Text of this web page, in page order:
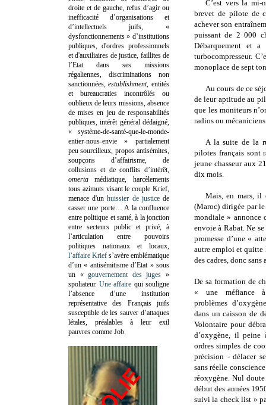
C’est vers la
brevet de pilote de
achever son
puissant de 2 000
Débarquement et
turbocompresseur.
monoplace de sept
Au cours de ce
de leur aptitude au
que les moniteurs
radios ou
A la suite de la
pilotes français sont
jeune chasseur aux
dix mois.
Mais, en mars, il
(Maroc) dirigée par le
mondiale » annonce
envoie à Rabat. Ne
promesse d’une «
autre emploi et quitte
des cadres, donc
De sa formation de
« une méfiance
problèmes
dans un caisson de
Volontaire pour
d’oxygène, il peine
ordres simples de
précision - délacer
sans réelle
réoxygène. Nul
début des années
suivi la check list »
droite et de gauche, refus d’agir ou
inefficacité d’organisations et
d’intellectuels juifs, «
dysfonctionnements » d’institutions
publiques, d'ordres professionnels
et d'auxiliaires de justice, faillites de
l’Etat dans ses missions
régaliennes, discriminations non
sanctionnées,establishment, entités
et bureaucraties incontrôlés ou
oublieux de leurs missions, absence
de mises en jeu de responsabilités
publiques, intérêt général dédaigné,
« système-de-santé-que-le-monde-
entier-nous-envie » partialement
peu sourcilleux, propos antisémites,
soupçons d’affairisme, de
collusions et de conflits d’intérêt,
omertamédiatique, harcèlements
tous azimuts visant le couple Krief,
menace d'unhuissier de justicede
casser une porte… A la confluence
entre politique et santé, à la jonction
entre secteurs public et privé, à
l’articulation entre pouvoirs
politiques nationaux et locaux,
l’affaire Krief s’avère emblématique
d’un « antisémitisme d’Etat » sous
un «gouvernement des juges »
spoliateur.Une affaire qui souligne
l’absence d’une institution
représentative des Français juifs
susceptible de les sauver d’attaques
létales, préalables à leur exil
pauvres comme Job.